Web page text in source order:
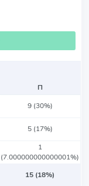
П
9 (30%)
5 (17%)
1
(7.000000000000001%)
15 (18%)